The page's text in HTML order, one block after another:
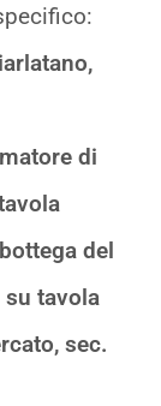
di
del
tavola
sec.